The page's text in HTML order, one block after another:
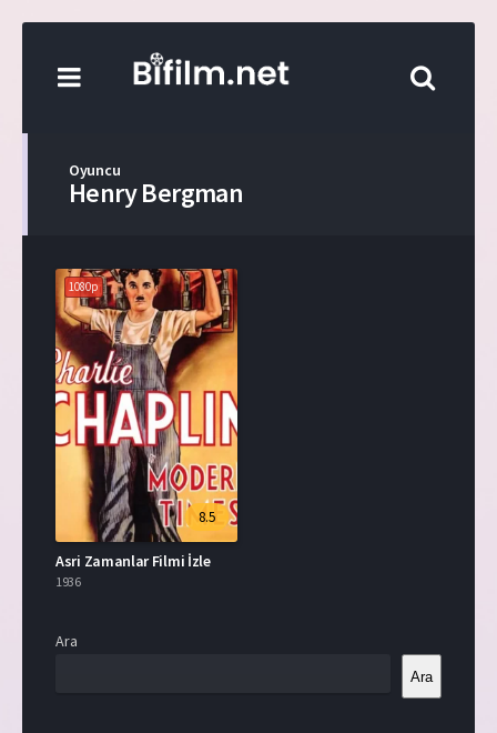
Oyuncu
Henry Bergman
1080p
8.5
Asri Zamanlar Filmi İzle
1936
Ara
Ara